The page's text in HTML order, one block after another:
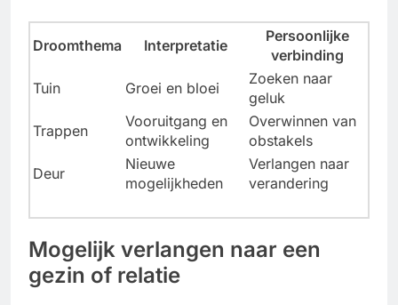
Droomthema Interpretatie
Persoonlijke
verbinding
Tuin
Groei en bloei
Zoeken naar
geluk
Trappen
Vooruitgang en
ontwikkeling
Overwinnen van
obstakels
Deur
Nieuwe
mogelijkheden
Verlangen naar
verandering
Mogelijk verlangen naar een
gezin of relatie